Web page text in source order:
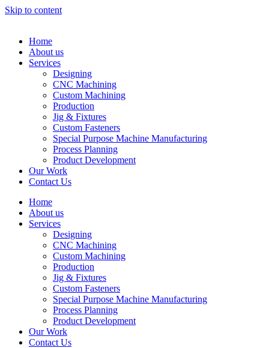
Skip to content
Home
About us
Services
Designing
CNC Machining
Custom Machining
Production
Jig & Fixtures
Custom Fasteners
Special Purpose Machine Manufacturing
Process Planning
Product Development
Our Work
Contact Us
Home
About us
Services
Designing
CNC Machining
Custom Machining
Production
Jig & Fixtures
Custom Fasteners
Special Purpose Machine Manufacturing
Process Planning
Product Development
Our Work
Contact Us